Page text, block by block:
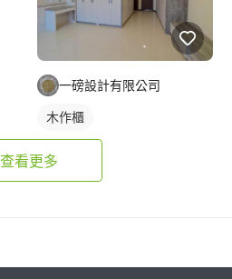
一磅設計有限公司
木作櫃
查看更多